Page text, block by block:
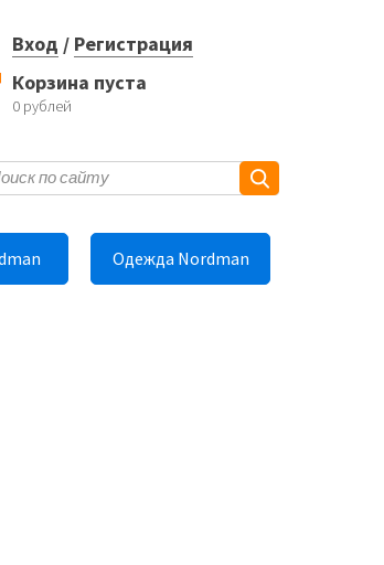
Вход / Регистрация
Корзина пуста
0 рублей
Одежда Nordman